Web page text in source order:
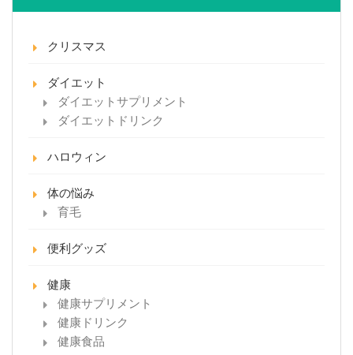
クリスマス
ダイエット
ダイエットサプリメント
ダイエットドリンク
ハロウィン
体の悩み
育毛
便利グッズ
健康
健康サプリメント
健康ドリンク
健康食品